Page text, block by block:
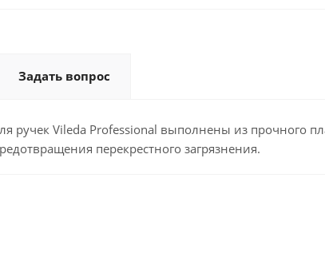
Задать вопрос
ручек Vileda Professional выполнены из прочного
перекрестного загрязнения.